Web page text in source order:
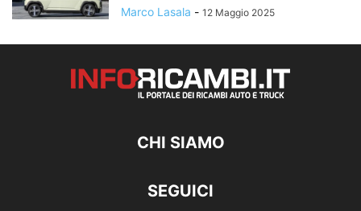
Marco Lasala - 12 Maggio 2025
CHI SIAMO
SEGUICI